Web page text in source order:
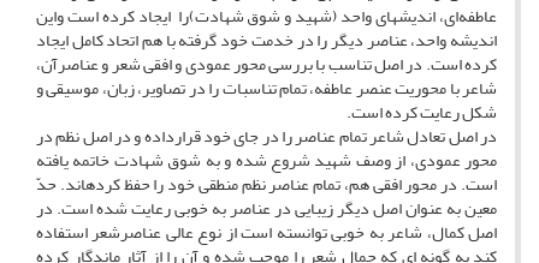
عاطفه‌ای، اندیشه­ای واحد (شهید و شوق شهادت)را ایجاد کرده است واین
اندیشه‌ واحد، عناصر دیگر را در خدمت خود گرفته با هم اتحاد کامل ایجاد
کرده است. در اصل تناسب با بررسی محور عمودی و افقی شعر و عناصرآن،
شاعر با محوریت عنصر عاطفه، تمام تناسبات را در تصاویر، زبان، موسیقی و
شکل رعایت کرده است.
در اصل تعادل شاعر تمام عناصر را در جای خود قرارداده و در اصل نظم در
محور عمودی، از وصف شهید شروع شده و به شوق شهادت خاتمه یافته
است. در محور افقی هم، تمام عناصر نظم منطقی خود را حفظ کرده­اند. حدّ
معین به عنوان اصل دیگر زیبایی در عناصر به خوبی رعایت شده است. در
اصل کمال، شاعر به خوبی توانسته است از نوع عالی عناصرشعر استفاده
کند به گونه ای که جمال شعر را موجب شده و آن را از آثار ماندگار کرده